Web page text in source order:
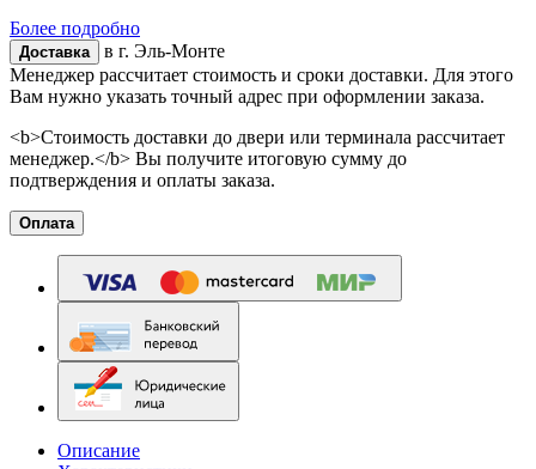
Более подробно
Доставка в г. Эль-Монте
Менеджер рассчитает стоимость и сроки доставки. Для этого
Вам нужно указать точный адрес при оформлении заказа.
<b>Стоимость доставки до двери или терминала рассчитает
менеджер.</b> Вы получите итоговую сумму до
подтверждения и оплаты заказа.
Оплата
Описание